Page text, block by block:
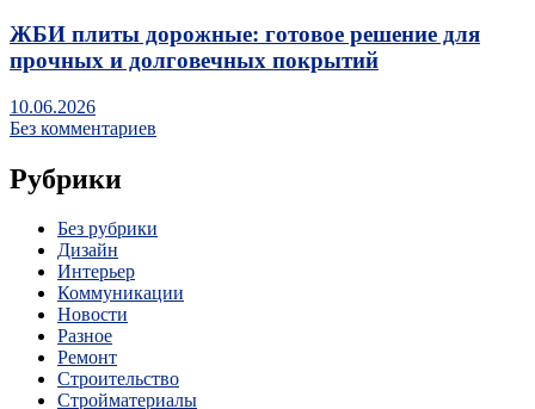
ЖБИ плиты дорожные: готовое решение для
прочных и долговечных покрытий
10.06.2026
Без комментариев
Рубрики
Без рубрики
Дизайн
Интерьер
Коммуникации
Новости
Разное
Ремонт
Строительство
Стройматериалы